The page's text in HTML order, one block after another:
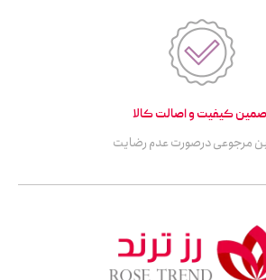
کیفیت و اصالت کالا
مرجوعی درصورت عدم رضایت